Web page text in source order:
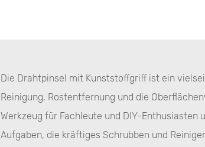
Die Drahtpinsel mit Kunststoffgriff ist ein
Reinigung, Rostentfernung und die
Werkzeug für Fachleute und DIY-Enthusiasten
Aufgaben, die kräftiges Schrubben und